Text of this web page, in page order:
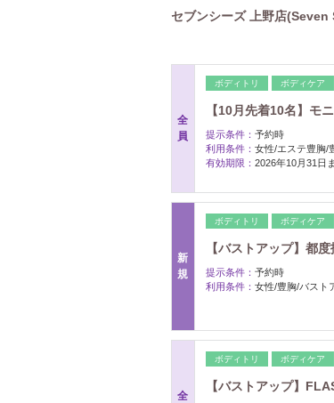
セブンシーズ 上野店(Seven
全
員
ボディトリ ボディケア
【10月先着10名】
提示条件： 予約時
利用条件： 女性/エステ豊胸/
有効期限： 2026年10月31日
新
規
ボディトリ ボディケア
【バストアップ】都
提示条件： 予約時
利用条件： 女性/豊胸/バスト
全
ボディトリ ボディケア
【バストアップ】